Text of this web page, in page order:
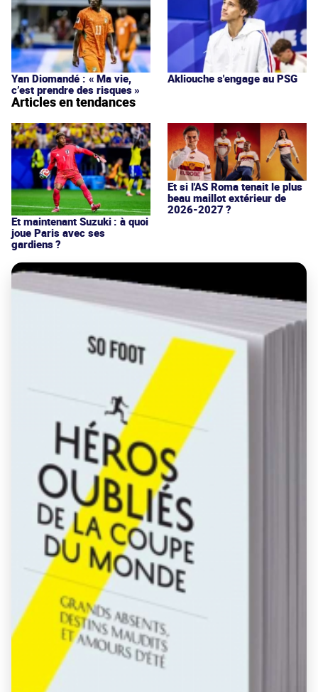
Yan Diomandé : « Ma vie,
c’est prendre des risques »
Akliouche s'engage au PSG
Articles en tendances
Et maintenant Suzuki : à quoi
joue Paris avec ses
gardiens ?
Et si l'AS Roma tenait le plus
beau maillot extérieur de
2026-2027 ?